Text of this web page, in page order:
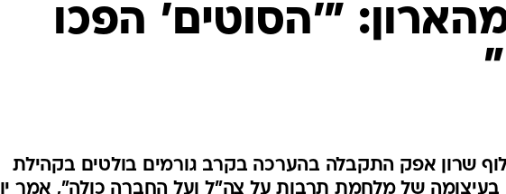
המייל האדום"'הסוטים' הפכו
שרון אפק התקבלה בהערכה בקרב גורמים בולטים בקהילת
בעיצומה של מלחמת תרבות על צה"ל ועל החברה כולה", אמר